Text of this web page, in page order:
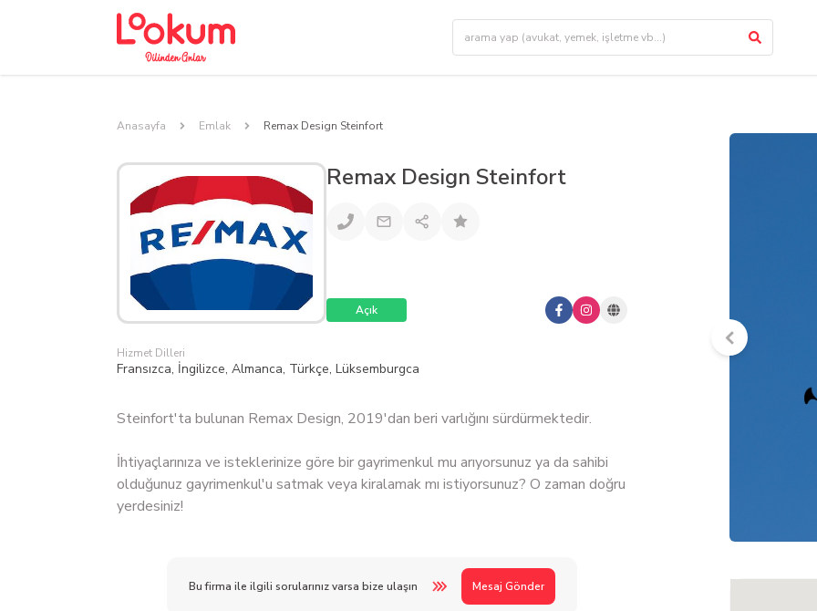
Anasayfa Emlak Remax Design Steinfort
Remax Design Steinfort
Açık
Hizmet Dilleri
Fransızca, İngilizce, Almanca, Türkçe, Lüksemburgca
Steinfort'ta bulunan Remax Design, 2019'dan beri varlığını sürdürmektedir.
İhtiyaçlarınıza ve isteklerinize göre bir gayrimenkul mu arıyorsunuz ya da sahibi
olduğunuz gayrimenkul'u satmak veya kiralamak mı istiyorsunuz? O zaman doğru
yerdesiniz!
Bu firma ile ilgili sorularınız varsa bize ulaşın Mesaj Gönder